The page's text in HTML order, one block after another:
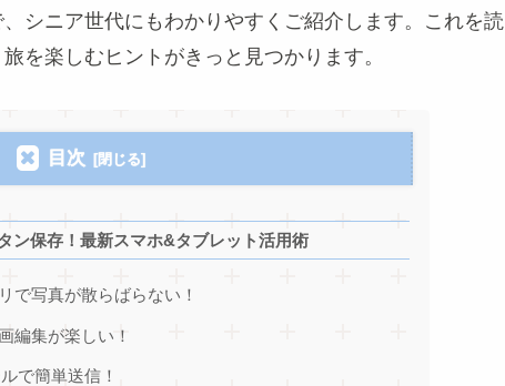
シニア世代にもわかりやすくご紹介します。これを読
を楽しむヒントがきっと見つかります。
目次
ン保存！最新スマホ&タブレット活用術
で写真が散らばらない！
編集が楽しい！
で簡単送信！